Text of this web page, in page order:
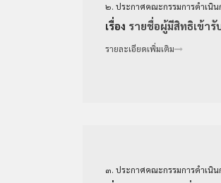
๒. ประกาศคณะกรรมการดำเนิ
เรื่อง รายชื่อผู้มีสิทธิเข้ารั
​​รายละเอียดเพิ่มเติม
๓. ประกาศคณะกรรมการดำเนิน